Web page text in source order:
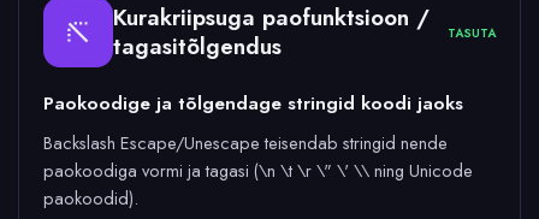
Kurakriipsuga paofunktsioon /
tagasitõlgendus
TASUTA
Paokoodige ja tõlgendage stringid koodi jaoks
Backslash Escape/Unescape teisendab stringid nende
paokoodiga vormi ja tagasi (\n \t \r \" \' \\ ning Unicode
paokoodid).